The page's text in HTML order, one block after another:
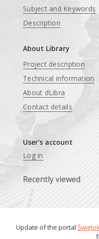
Subject and Keywords
Description
About Library
Project description
Technical information
About dLibra
Contact details
User's account
Log in
Recently viewed
Update of the portal